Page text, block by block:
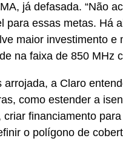
já defasada. “Não
para essas metas. Há
maior investimento e
na faixa de 850 MHz
a Claro
como estender a
financiamento
o polígono de